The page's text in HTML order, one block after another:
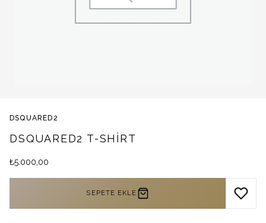
DSQUARED2
DSQUARED2 T-SHIRT
₺5.000,00
SEPETE EKLE